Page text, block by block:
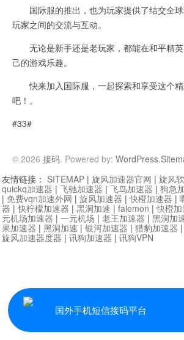
国际服的推出，也为玩家提供了结交全球
玩家之间的交流与互动。
无论是新手还是老玩家，都能在和平精英
己的游戏乐趣。
快来加入国际服，一起探索和享受这个精
吧！。
#33#
© 2026 接码. Powered by: WordPress.
国外手机短信接码平台
友情链接： SITEMAP | 旋风加速器官网 | 旋风
quickq加速器 | 飞驰加速器 | 飞鸟加速器 | 狗急
| 免费vqn加速外网 | 旋风加速器 |快橙加速器 |
器 |快柠檬加速器 | 黑洞加速 | falemon |快橙
元机场加速器 | 一元机场 | 老王加速器 | 黑洞加
果加速器 | 黑洞加速 | 银河加速器 | 猎豹加速器 |
旋风加速器度器 | 讯狗加速器 | 讯狗VPN